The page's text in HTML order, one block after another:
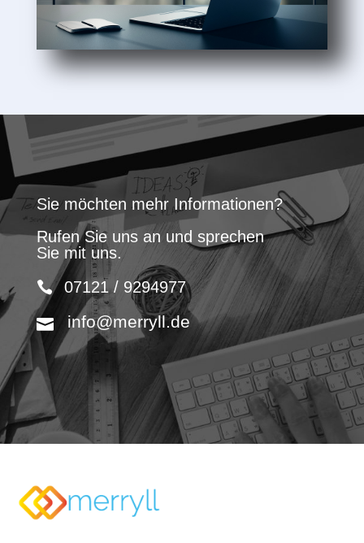
Sie möchten mehr Informationen?
Rufen Sie uns an und sprechen
Sie mit uns.
07121 / 9294977
info@merryll.de